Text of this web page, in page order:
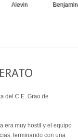
Alevin Benjamin
del C.E. Grao de
era muy hostil y el equipo
terminando con una